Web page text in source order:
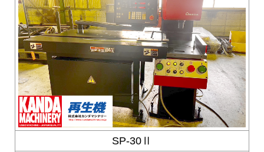
SP-30Ⅱ